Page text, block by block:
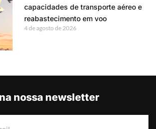
capacidades de transporte aéreo e
reabastecimento em voo
4 de agosto de 2026
nossa newsletter